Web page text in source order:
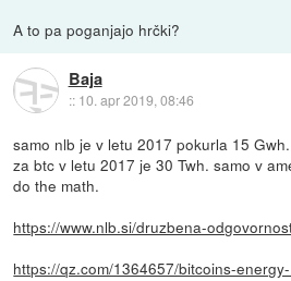
A to pa poganjajo hrčki?
Baja
:: 10. apr 2019, 08:46
samo nlb je v letu 2017 pokurla 15
za btc v letu 2017 je 30 Twh. samo v
do the math.
https://www.nlb.si/druzbena-
https://qz.com/1364657/bitcoins-